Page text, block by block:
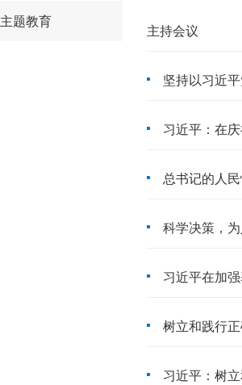
主题教育
主持会议
坚持以习近
习近平：在
总书记的人
科学决策，
习近平在加
树立和践行
习近平：树